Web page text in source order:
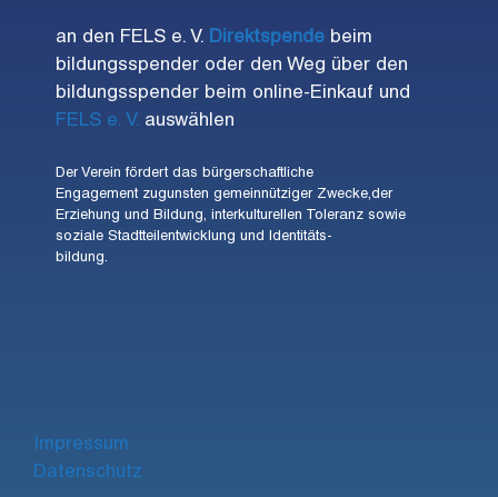
an den FELS e. V. Direktspende beim
bildungsspender oder den Weg über den
bildungsspender beim online-Einkauf und
FELS e. V. auswählen
Der Verein fördert das bürgerschaftliche
Engagement zugunsten gemeinnütziger Zwecke,der
Erziehung und Bildung, interkulturellen Toleranz sowie
soziale Stadtteilentwicklung und Identitäts-
bildung.
Impressum
Datenschutz